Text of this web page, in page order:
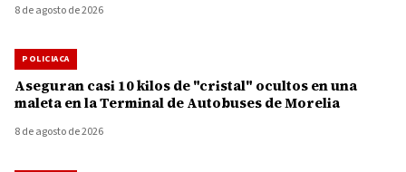
8 de agosto de 2026
POLICIACA
Aseguran casi 10 kilos de "cristal" ocultos en una
maleta en la Terminal de Autobuses de Morelia
8 de agosto de 2026